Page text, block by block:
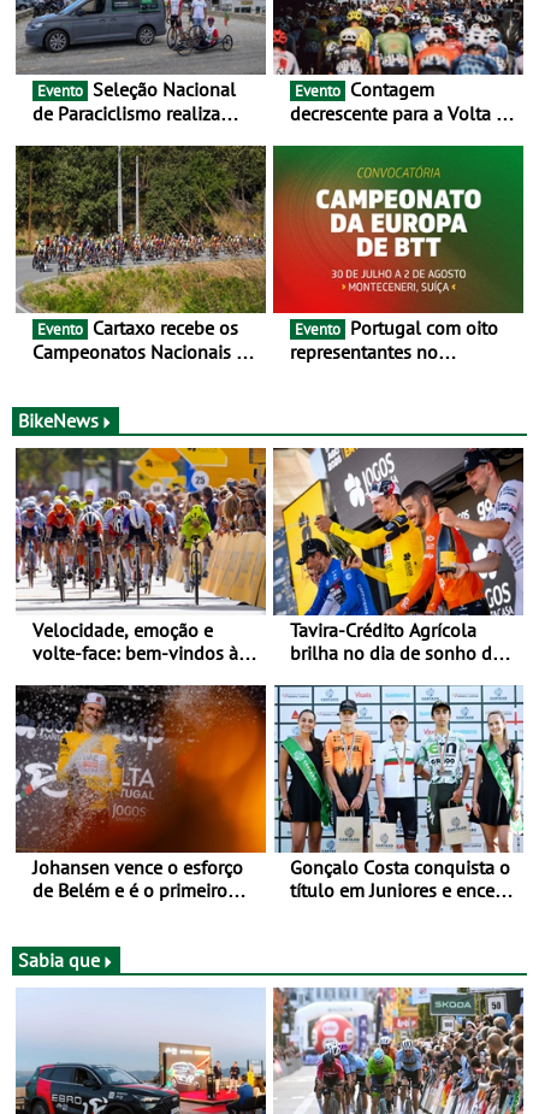
Evento
de Paraciclismo realiza
preparação para o
Campeonato do Mundo
Evento
decrescente para a Volta a
as 17 equipas de 2026
Evento
Campeonatos Nacionais da
Evento
representantes no
Monteceneri, na Suíça
BikeNews
Velocidade, emoção e
volte-face: bem-vindos à
Tavira-Crédito Agrícola
brilha no dia de sonho de
Johansen vence o esforço
de Belém e é o primeiro
entre 5 e 16 de Agosto
Gonçalo Costa conquista o
título em Juniores e encerra
Sabia que